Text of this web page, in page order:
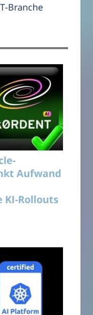
Branche
Aufwand
Rollouts